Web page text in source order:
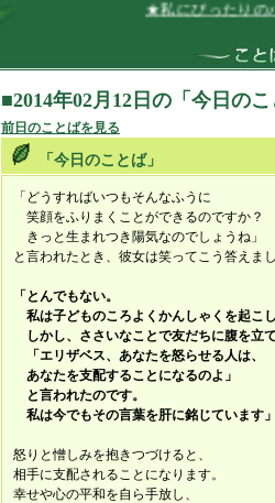
★私にぴったりのパ
■2014年02月12日の「今日の
前日のことばを見る
「今日のことば」
「どうすればいつもそんなふうに
笑顔をふりまくことができるのですか？
きっと生まれつき陽気なのでしょうね」
と言われたとき、彼女は笑ってこう答えま
「とんでもない。
私は子どものころよくかんしゃくを起こ
しかし、ささいなことで友だちに腹を立
「エリザベス、あなたを怒らせる人は、
あなたを支配することになるのよ」
と言われたのです。
私は今でもその言葉を肝に銘じています
怒りと憎しみを抱きつづけると、
相手に支配されることになります。
幸せや心の平和を自ら手放し、